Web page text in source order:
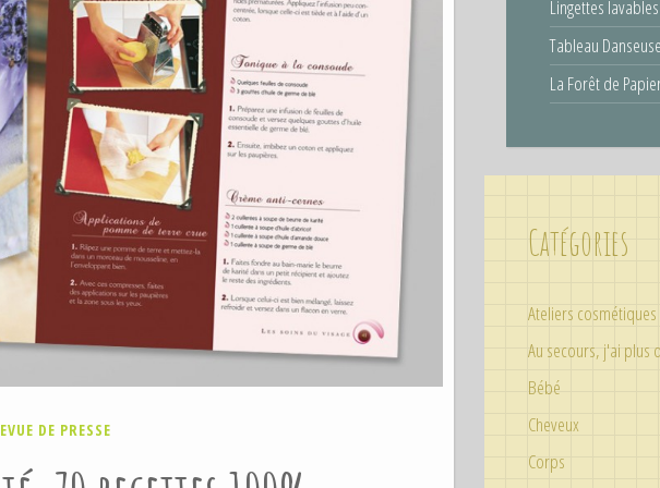
DE PRESSE
Lingettes
Tableau Danseuse
La Forêt de
Catégories
Ateliers cosmétiques
Au secours, j'ai plus
Bébé
Cheveux
Corps